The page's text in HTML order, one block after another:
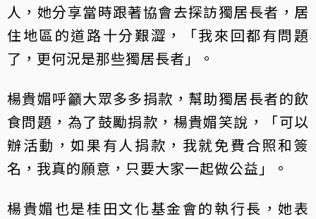
人，她分享當時跟著協會去探訪獨居長者，居
住地區的道路十分艱澀，「我來回都有問題
了，更何況是那些獨居長者」。
楊貴媚呼籲大眾多多捐款，幫助獨居長者的飲
食問題，為了鼓勵捐款，楊貴媚笑說，「可以
辦活動，如果有人捐款，我就免費合照和簽
名，我真的願意，只要大家一起做公益」。
楊貴媚也是桂田文化基金會的執行長，她表